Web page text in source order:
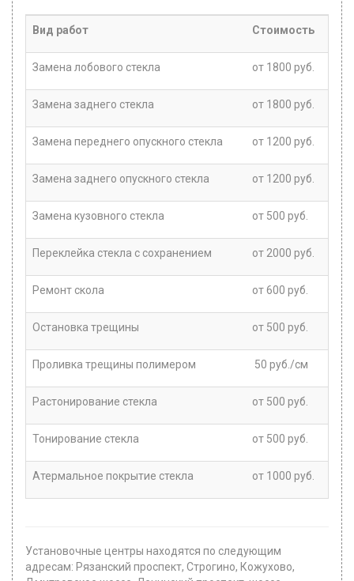
Вид работ Стоимость
Замена лобового стекла от 1800 руб.
Замена заднего стекла от 1800 руб.
Замена переднего опускного стекла от 1200 руб.
Замена заднего опускного стекла от 1200 руб.
Замена кузовного стекла от 500 руб.
Переклейка стекла с сохранением от 2000 руб.
Ремонт скола от 600 руб.
Остановка трещины от 500 руб.
Проливка трещины полимером 50 руб./см
Растонирование стекла от 500 руб.
Тонирование стекла от 500 руб.
Атермальное покрытие стекла от 1000 руб.
Установочные центры находятся по следующим
адресам: Рязанский проспект, Строгино, Кожухово,